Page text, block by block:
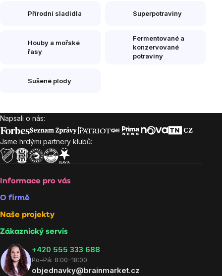
Přírodní sladidla Superpotraviny
Houby a mořské
řasy
Fermentované a
konzervované
potraviny
Sušené plody
Zápatí
Napsali o nás:
Jsme hrdými partnery klubů:
Informace pro vás
O firmě
Naše projekty
Zákaznický servis
‭+420 555 333 688
Po–Pá: 8:00–18:00
objednavky@brainmarket.cz